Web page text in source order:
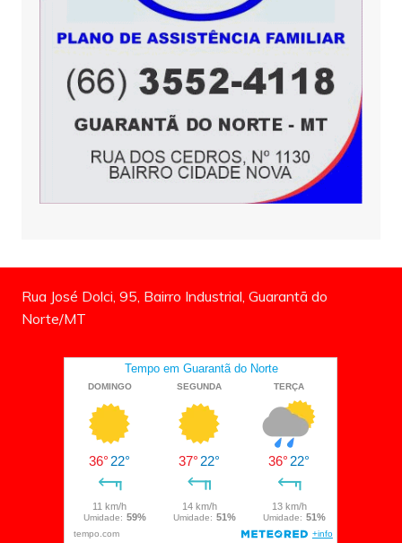
Rua José Dolci, 95, Bairro Industrial, Guarantã do
Norte/MT